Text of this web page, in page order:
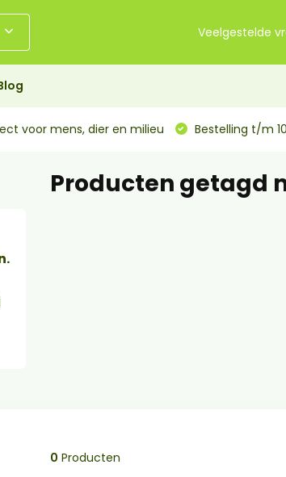
Veelgestelde
voor mens, dier en milieu Bestelling t/m
Producten getagd
0 Producten